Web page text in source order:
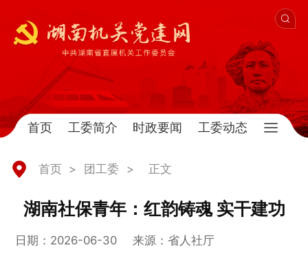
首页 工委简介 时政要闻 工委动态
首页 > 团工委 > 正文
湖南社保青年：红韵铸魂 实干建功
日期：2026-06-30 来源：省人社厅